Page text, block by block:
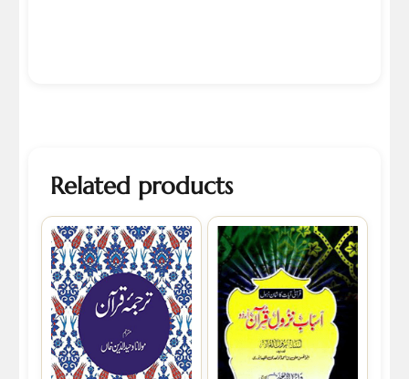
Related products